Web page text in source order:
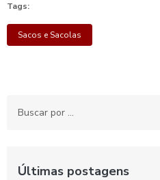
Tags:
Sacos e Sacolas
Últimas postagens